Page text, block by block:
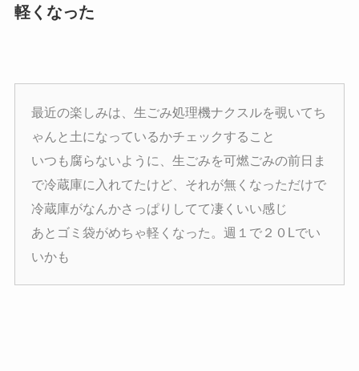
軽くなった
最近の楽しみは、生ごみ処理機ナクスルを覗いてち
ゃんと土になっているかチェックすること
いつも腐らないように、生ごみを可燃ごみの前日ま
で冷蔵庫に入れてたけど、それが無くなっただけで
冷蔵庫がなんかさっぱりしてて凄くいい感じ
あとゴミ袋がめちゃ軽くなった。週１で２０Lでい
いかも